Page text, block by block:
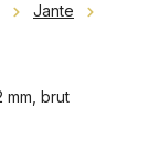
Jante